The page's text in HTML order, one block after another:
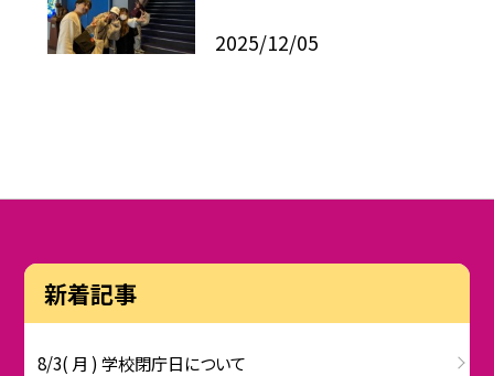
2025/12/05
新着記事
8/3( 月 ) 学校閉庁日について